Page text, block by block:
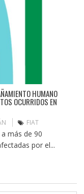
HUMANO
OCURRIDOS EN
FIAT
más de 90
por el...